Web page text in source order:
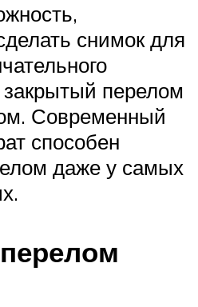
снимок для
закрытый перелом
Современный
способен
даже у самых